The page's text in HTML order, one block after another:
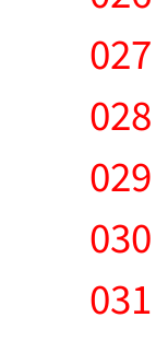
027
028
029
030
031